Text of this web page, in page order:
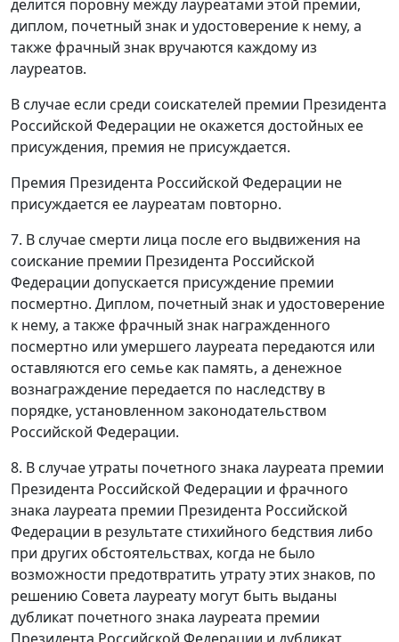
делится поровну между лауреатами этой премии,
диплом, почетный знак и удостоверение к нему, а
также фрачный знак вручаются каждому из
лауреатов.
В случае если среди соискателей премии Президента
Российской Федерации не окажется достойных ее
присуждения, премия не присуждается.
Премия Президента Российской Федерации не
присуждается ее лауреатам повторно.
7. В случае смерти лица после его выдвижения на
соискание премии Президента Российской
Федерации допускается присуждение премии
посмертно. Диплом, почетный знак и удостоверение
к нему, а также фрачный знак награжденного
посмертно или умершего лауреата передаются или
оставляются его семье как память, а денежное
вознаграждение передается по наследству в
порядке, установленном законодательством
Российской Федерации.
8. В случае утраты почетного знака лауреата премии
Президента Российской Федерации и фрачного
знака лауреата премии Президента Российской
Федерации в результате стихийного бедствия либо
при других обстоятельствах, когда не было
возможности предотвратить утрату этих знаков, по
решению Совета лауреату могут быть выданы
дубликат почетного знака лауреата премии